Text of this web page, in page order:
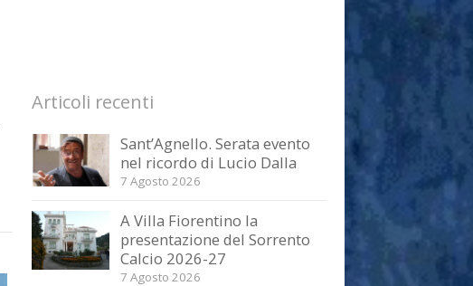
Articoli recenti
Sant’Agnello. Serata evento
nel ricordo di Lucio Dalla
7 Agosto 2026
A Villa Fiorentino la
presentazione del Sorrento
Calcio 2026-27
7 Agosto 2026